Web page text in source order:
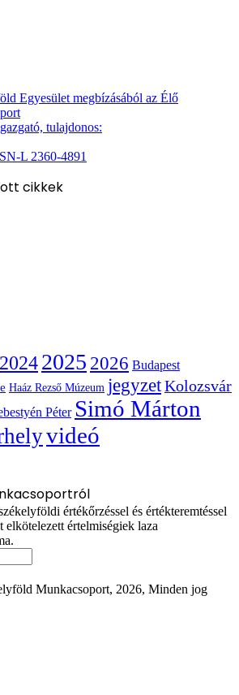
Egyesület megbízásából az Élő
tulajdonos:
L 2360-4891
cikkek
20242025 2026 Budapest
Haáz Rezső Múzeum jegyzetKolozsvár
Péter Simó Márton
videó
értékőrzéssel és értékteremtéssel
értelmiségiek laza
Munkacsoport, 2026, Minden jog